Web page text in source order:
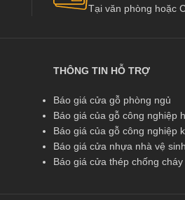
Tại văn phòng hoặc
THÔNG TIN HỖ TRỢ
Báo giá cửa gỗ phòng ngủ
Báo giá của gỗ công nghiệp
Báo giá của gỗ công nghiệp
Báo giá cửa nhựa nhà vệ sinh
Báo giá cửa thép chống cháy